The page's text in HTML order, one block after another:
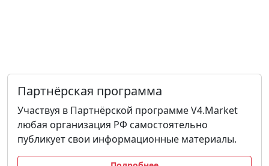
Партнёрская программа
Участвуя в Партнёрской программе V4.Market
любая организация РФ самостоятельно
публикует свои информационные материалы.